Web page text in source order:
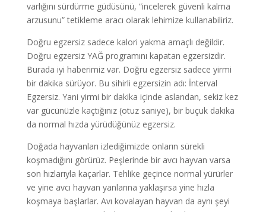
varlığını sürdürme güdüsünü, “incelerek güvenli kalma
arzusunu” tetikleme aracı olarak lehimize kullanabiliriz.
Doğru egzersiz sadece kalori yakma amaçlı değildir.
Doğru egzersiz YAĞ programını kapatan egzersizdir.
Burada iyi haberimiz var. Doğru egzersiz sadece yirmi
bir dakika sürüyor. Bu sihirli egzersizin adı: İnterval
Egzersiz. Yani yirmi bir dakika içinde aslandan, sekiz kez
var gücünüzle kaçtığınız (otuz saniye), bir buçuk dakika
da normal hızda yürüdüğünüz egzersiz.
Doğada hayvanları izlediğimizde onların sürekli
koşmadığını görürüz. Peşlerinde bir avcı hayvan varsa
son hızlarıyla kaçarlar. Tehlike geçince normal yürürler
ve yine avcı hayvan yanlarına yaklaşırsa yine hızla
koşmaya başlarlar. Avı kovalayan hayvan da aynı şeyi